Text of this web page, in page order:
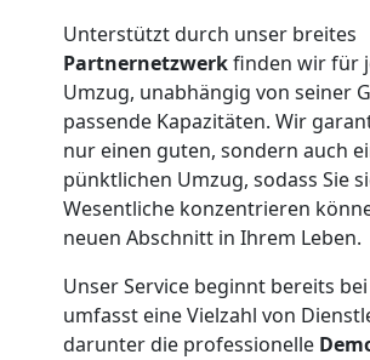
Unterstützt durch unser breites
Partnernetzwerkfinden wir für
Umzug, unabhängig von seiner
passende Kapazitäten. Wir
nur einen guten, sondern auch
pünktlichen Umzug, sodass Sie
Wesentliche konzentrieren
neuen Abschnitt in Ihrem Leben.
Unser Service beginnt bereits
umfasst eine Vielzahl von
darunter die professionelle
Umzugshelfer
Feldkirch
Möbeltaxi